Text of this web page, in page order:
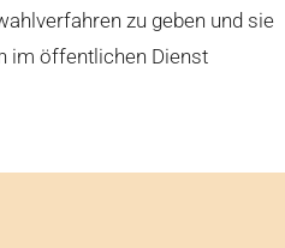
zu geben und sie
im öffentlichen Dienst